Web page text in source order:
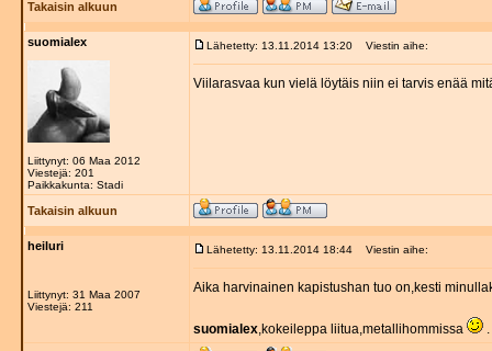
Takaisin alkuun
suomialex
Liittynyt: 06 Maa 2012
Viestejä: 201
Paikkakunta: Stadi
Lähetetty: 13.11.2014 13:20 Viestin aihe:
Viilarasvaa kun vielä löytäis niin ei tarvis enää
Takaisin alkuun
heiluri
Liittynyt: 31 Maa 2007
Viestejä: 211
Lähetetty: 13.11.2014 18:44 Viestin aihe:
Aika harvinainen kapistushan tuo on,kesti
suomialex,kokeileppa liitua,metallihommissa .